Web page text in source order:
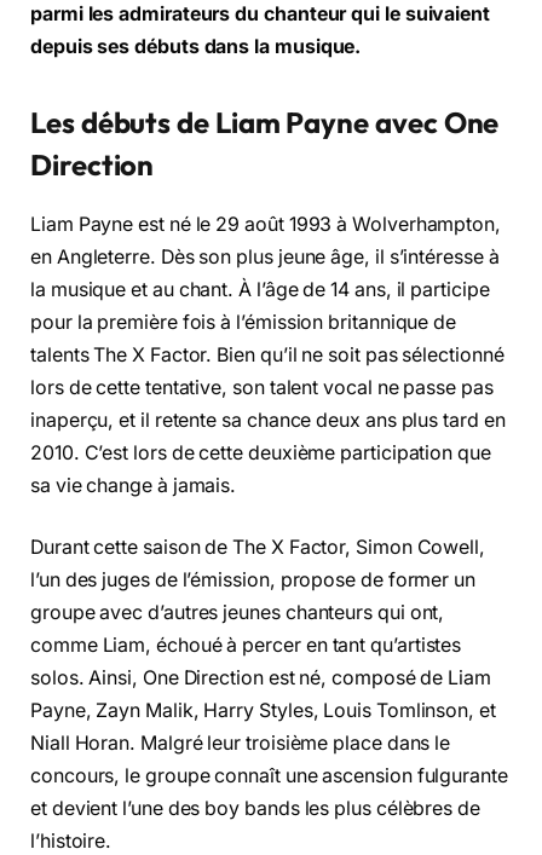
parmi les admirateurs du chanteur qui le suivaient
depuis ses débuts dans la musique.
Les débuts de Liam Payne avec One
Direction
Liam Payne est né le 29 août 1993 à Wolverhampton,
en Angleterre. Dès son plus jeune âge, il s’intéresse à
la musique et au chant. À l’âge de 14 ans, il participe
pour la première fois à l’émission britannique de
talents The X Factor. Bien qu’il ne soit pas sélectionné
lors de cette tentative, son talent vocal ne passe pas
inaperçu, et il retente sa chance deux ans plus tard en
2010. C’est lors de cette deuxième participation que
sa vie change à jamais.
Durant cette saison de The X Factor, Simon Cowell,
l’un des juges de l’émission, propose de former un
groupe avec d’autres jeunes chanteurs qui ont,
comme Liam, échoué à percer en tant qu’artistes
solos. Ainsi, One Direction est né, composé de Liam
Payne, Zayn Malik, Harry Styles, Louis Tomlinson, et
Niall Horan. Malgré leur troisième place dans le
concours, le groupe connaît une ascension fulgurante
et devient l’une des boy bands les plus célèbres de
l’histoire.